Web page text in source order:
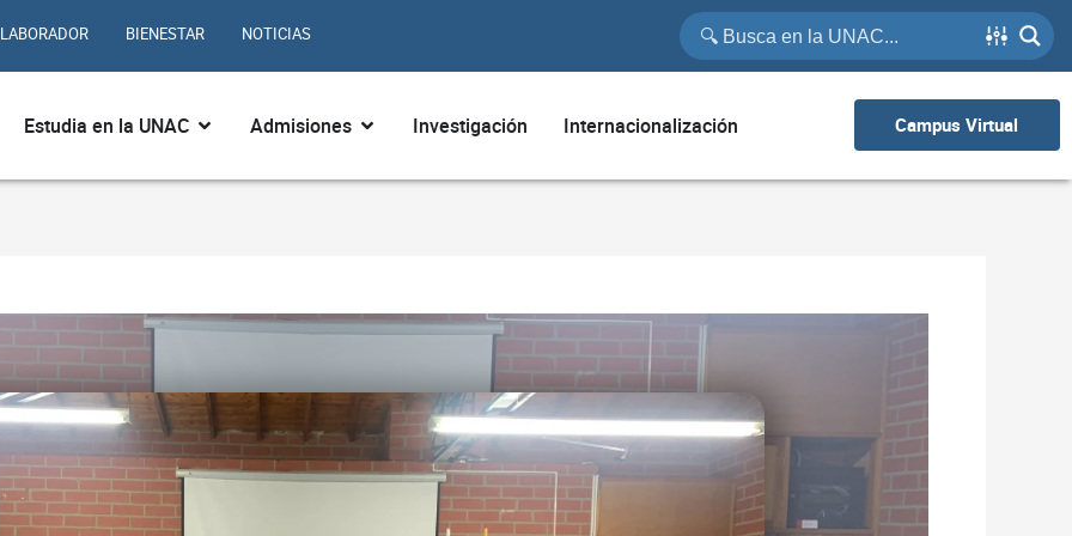
BIENESTAR NOTICIAS
¿Quiénes somos?
Estudia en la UNAC Abrir Estudia en la UNAC
Admisiones Abrir Admisiones
Investigación Internacionalización Campus Virtual